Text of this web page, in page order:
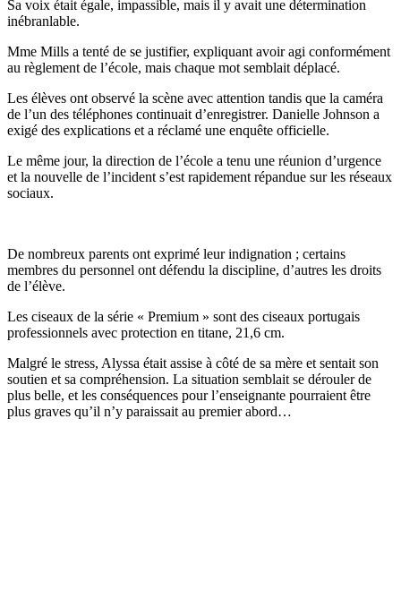
Sa voix était égale, impassible, mais il y avait une détermination
inébranlable.
Mme Mills a tenté de se justifier, expliquant avoir agi conformément
au règlement de l’école, mais chaque mot semblait déplacé.
Les élèves ont observé la scène avec attention tandis que la caméra
de l’un des téléphones continuait d’enregistrer. Danielle Johnson a
exigé des explications et a réclamé une enquête officielle.
Le même jour, la direction de l’école a tenu une réunion d’urgence
et la nouvelle de l’incident s’est rapidement répandue sur les réseaux
sociaux.
De nombreux parents ont exprimé leur indignation ; certains
membres du personnel ont défendu la discipline, d’autres les droits
de l’élève.
Les ciseaux de la série « Premium » sont des ciseaux portugais
professionnels avec protection en titane, 21,6 cm.
Malgré le stress, Alyssa était assise à côté de sa mère et sentait son
soutien et sa compréhension. La situation semblait se dérouler de
plus belle, et les conséquences pour l’enseignante pourraient être
plus graves qu’il n’y paraissait au premier abord…